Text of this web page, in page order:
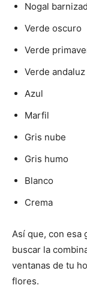
Nogal
Verde oscuro
Verde
Verde andaluz
Azul
Marfil
Gris nube
Gris humo
Blanco
Crema
Así que, con esa
buscar la
ventanas de tu
flores.